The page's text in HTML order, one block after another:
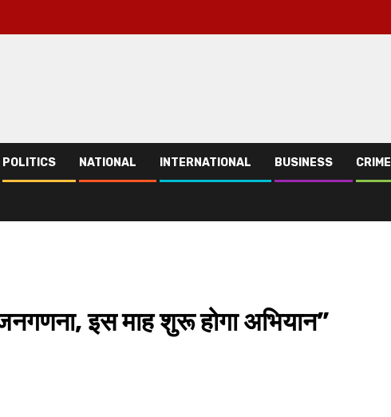
POLITICS NATIONAL INTERNATIONAL BUSINESS CRIME
इस माह शुरू होगा अभियान”